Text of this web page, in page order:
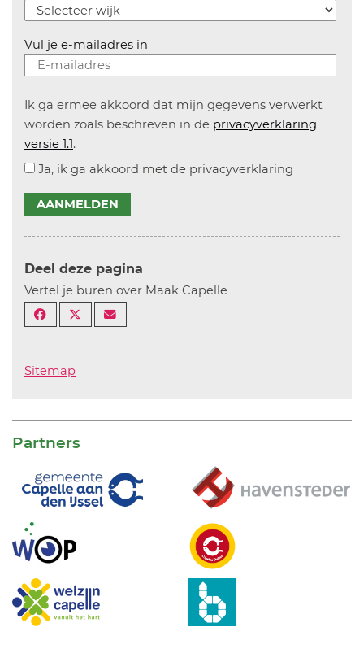
Vul je e-mailadres in
Ik ga ermee akkoord dat mijn gegevens verwerkt
worden zoals beschreven in de privacyverklaring
versie 1.1.
Ja, ik ga akkoord met de privacyverklaring
AANMELDEN
Deel deze pagina
Vertel je buren over Maak Capelle
Sitemap
Partners